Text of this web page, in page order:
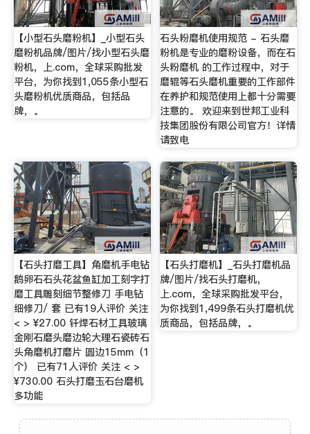
【小型石头磨粉机】_小型石头
磨粉机品牌/图片/找小型石头磨
粉机，上.com，全球采购批发
平台，为你找到1,055条小型石
头磨粉机优质商品，包括品
牌，。
石头粉磨机使用规范 - 石头磨
粉机是专业的磨粉设备，而在石
头粉磨机 的工作过程中，对于
磨辊等石头磨机重要的工作部件
在养护和规范使用上都十分需要
注意的。 欢迎来到世邦工业科
技集团股份有限公司官方！详情
请致电
【石头打磨工具】角磨机手电钻
鹅卵石石头花盆鱼缸加工刻字打
磨工具雕刻细节整修刀 手电钻
细修刀/ 套 已有19人评价 关注
< > ¥27.00 钎焊石材工具玻璃
金刚石磨头磨边轮大理石瓷砖石
头角磨机打磨片 圆边15mm（1
个） 已有71人评价 关注 < >
¥730.00 石头打磨玉石台磨机
多功能
【石头打磨机】_石头打磨机品
牌/图片/找石头打磨机，
上.com，全球采购批发平台，
为你找到1,499条石头打磨机优
质商品，包括品牌，。